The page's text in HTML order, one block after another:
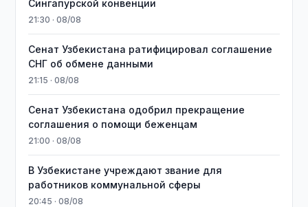
Сингапурской конвенции
21:30 · 08/08
Сенат Узбекистана ратифицировал соглашение
СНГ об обмене данными
21:15 · 08/08
Сенат Узбекистана одобрил прекращение
соглашения о помощи беженцам
21:00 · 08/08
В Узбекистане учреждают звание для
работников коммунальной сферы
20:45 · 08/08